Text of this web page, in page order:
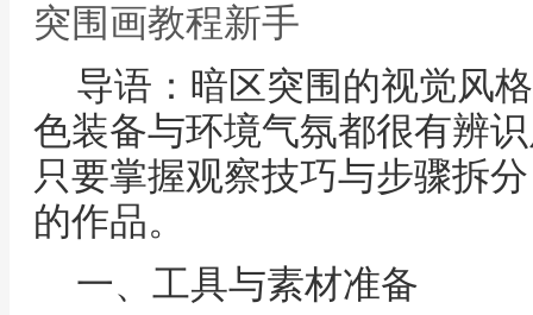
突围画教程新手
导语：暗区突围的视觉风
色装备与环境气氛都很有辨
只要掌握观察技巧与步骤拆
的作品。
一、工具与素材准备